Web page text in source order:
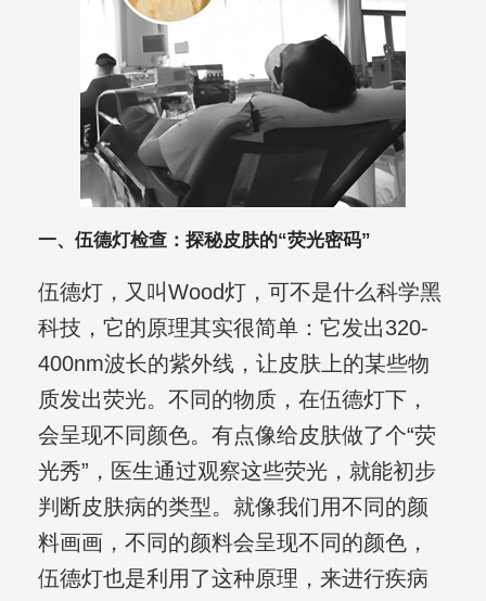
一、伍德灯检查：探秘皮肤的“荧光密码”
伍德灯，又叫Wood灯，可不是什么科学黑
科技，它的原理其实很简单：它发出320-
400nm波长的紫外线，让皮肤上的某些物
质发出荧光。不同的物质，在伍德灯下，
会呈现不同颜色。有点像给皮肤做了个“荧
光秀”，医生通过观察这些荧光，就能初步
判断皮肤病的类型。就像我们用不同的颜
料画画，不同的颜料会呈现不同的颜色，
伍德灯也是利用了这种原理，来进行疾病